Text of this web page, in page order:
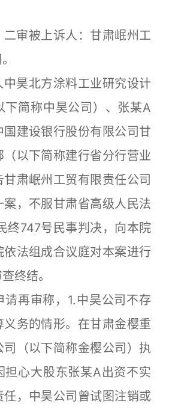
审被上诉人：甘肃岷州工
昊北方涂料工业研究设计
下简称中昊公司）、张某A
国建设银行股份有限公司甘
以下简称建行省分行营业
肃岷州工贸有限责任公司
，不服甘肃省高级人民法
终747号民事判决，向本院
依法组成合议庭对本案进行
终结。
再审称，1.中昊公司不存
务的情形。在甘肃金樱重
司（以下简称金樱公司）执
担心大股东张某A出资不实
任，中昊公司曾试图注销或